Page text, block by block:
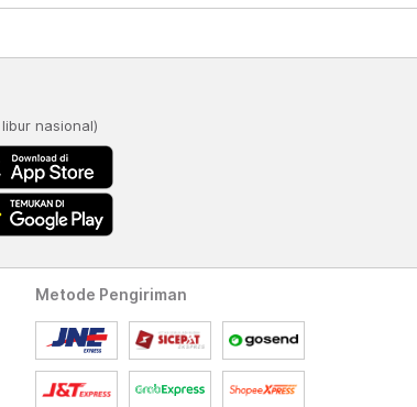
nasional)
Metode Pengiriman